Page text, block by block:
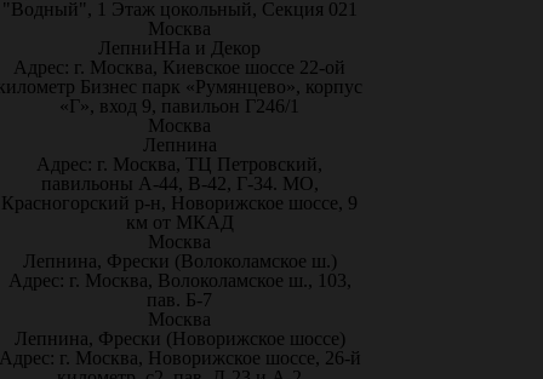
"Водный", 1 Этаж цокольный, Секция 021
Москва
ЛепниННа и Декор
Адрес: г. Москва, Киевское шоссе 22-ой
Бизнес парк «Румянцево», корпус
«Г», вход 9, павильон Г246/1
Москва
Лепнина
Адрес: г. Москва, ТЦ Петровский,
павильоны А-44, В-42, Г-34. МО,
Красногорский р-н, Новорижское шоссе, 9
км от МКАД
Москва
Лепнина, Фрески (Волоколамское ш.)
Адрес: г. Москва, Волоколамское ш., 103,
пав. Б-7
Москва
Лепнина, Фрески (Новорижское шоссе)
г. Москва, Новорижское шоссе, 26-й